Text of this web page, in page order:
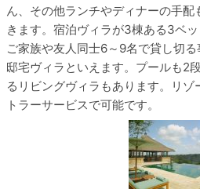
ん、その他ランチやディナーの手
きます。宿泊ヴィラが3棟ある3ベッ
ご家族や友人同士6～9名で貸し切
邸宅ヴィラといえます。プールも2
るリビングヴィラもあります。リ
トラーサービスで可能です。